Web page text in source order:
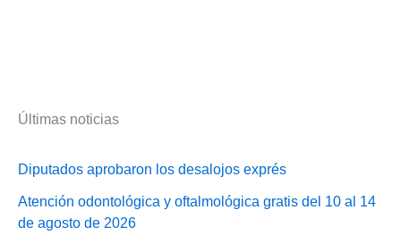
Últimas noticias
Diputados aprobaron los desalojos exprés
Atención odontológica y oftalmológica gratis del 10 al 14
de agosto de 2026